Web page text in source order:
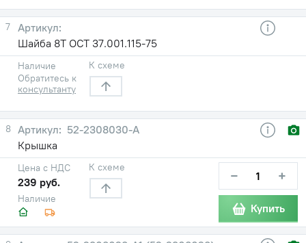
7
Шайба 8Т ОСТ 37.001.115-75
Наличие
Обратитесь к
консультанту
К схеме
8
52-2308030-А
Крышка
Наличие
Цена с НДС
239 руб.
К схеме − +
Купить